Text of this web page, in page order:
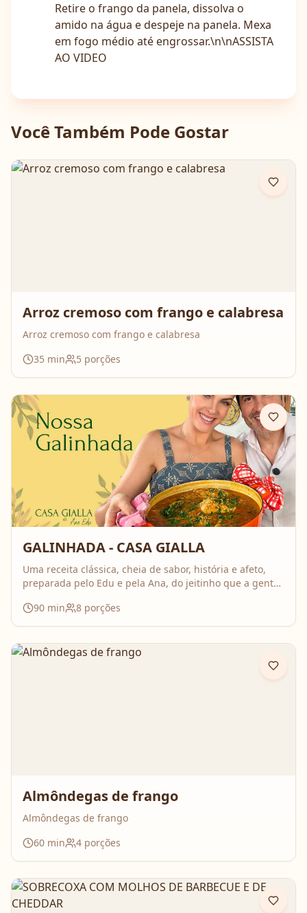
Retire o frango da panela, dissolva o
amido na água e despeje na panela. Mexa
em fogo médio até engrossar.\n\nASSISTA
AO VIDEO
Você Também Pode Gostar
Arroz cremoso com frango e calabresa
Arroz cremoso com frango e calabresa
35 min 5 porções
GALINHADA - CASA GIALLA
Uma receita clássica, cheia de sabor, história e afeto,
preparada pelo Edu e pela Ana, do jeitinho que a gente
Nesse vídeo, compartilham o passo a passo completo da
galinhada, com dicas importantes para deixar o frango
perfuma a casa inteira. É daquelas receitas que reúnem
90 min 8 porções
Almôndegas de frango
Almôndegas de frango
60 min 4 porções